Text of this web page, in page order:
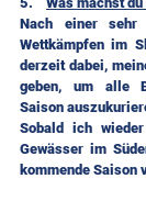
Nach einer
Wettkämpfen im
derzeit dabei,
geben, um alle
Saison
Sobald ich
Gewässer im
kommende Saison